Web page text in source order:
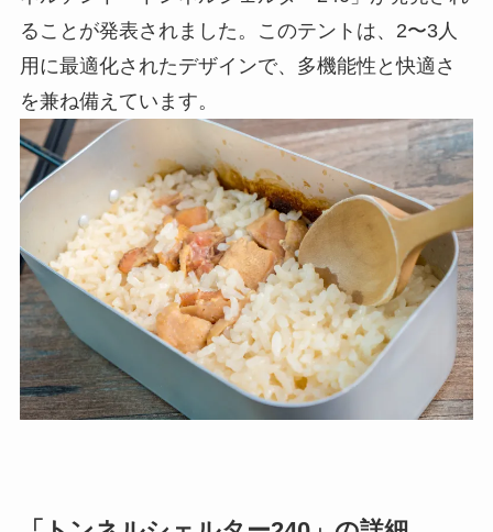
ることが発表されました。このテントは、2〜3人
用に最適化されたデザインで、多機能性と快適さ
を兼ね備えています。